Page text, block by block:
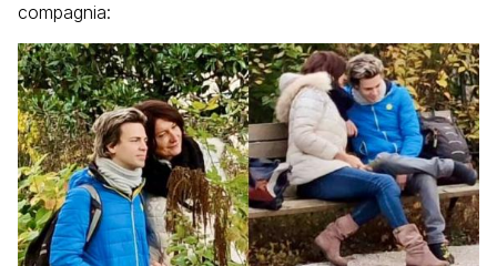
compagnia: